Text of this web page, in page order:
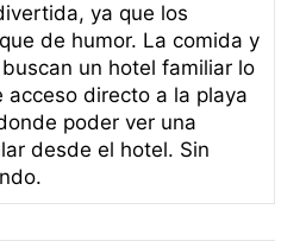
ya que los
de humor. La comida y
un hotel familiar lo
acceso directo a la playa
poder ver una
desde el hotel. Sin